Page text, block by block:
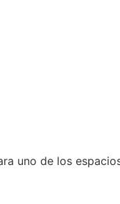
uno de los